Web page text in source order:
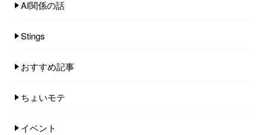
AI関係の話
Stings
おすすめ記事
ちょいモテ
イベント